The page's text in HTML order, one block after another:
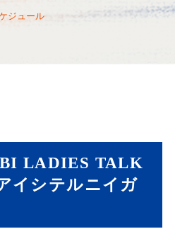
ジュール
LADIES TALK
イシテルニイガ